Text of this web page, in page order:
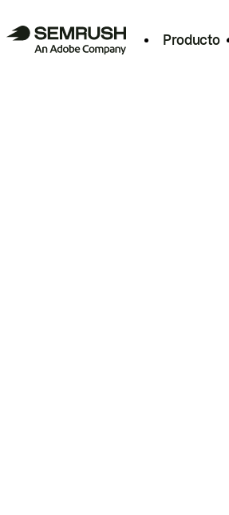
Producto